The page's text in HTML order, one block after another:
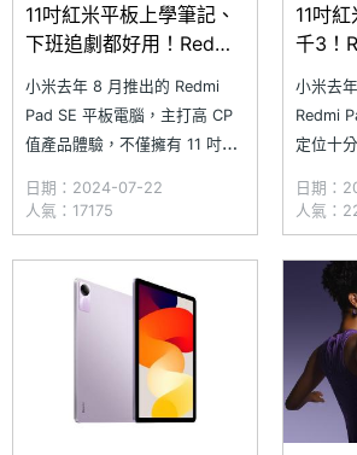
11吋紅米平板上學筆記、
下班追劇都好用！Redmi
(2024.7)
小米去年 8 月推出的 Redmi
Pad SE 平板電腦，主打高 CP
值產品體驗，不僅擁有 11 吋
Atmos 和 Hi-Res 音效的四立
體聲揚聲器，再加上還有額外的
microSD 記憶卡擴充等配置，
追劇學習樣樣行！隨著
日期：2024-07-22
人氣：17175
11吋
千3！
小米去
Redmi
定位十
聲器 、
充也不
Redmi
月的現
千出頭
日期：
人氣：